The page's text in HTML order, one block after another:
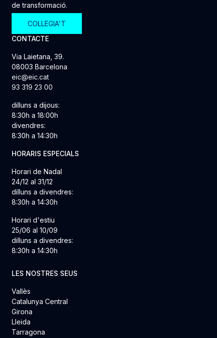
de transformació.
COL·LEGIA'T
CONTACTE
Via Laietana, 39.
08003 Barcelona
eic@eic.cat
93 319 23 00
dilluns a dijous:
8:30h a 18:00h
divendres:
8:30h a 14:30h
HORARIS ESPECIALS
Horari de Nadal
24/12 al 31/12
dilluns a divendres:
8:30h a 14:30h
Horari d'estiu
25/06 al 10/09
dilluns a divendres:
8:30h a 14:30h
LES NOSTRES SEUS
Vallès
Catalunya Central
Girona
Lleida
Tarragona